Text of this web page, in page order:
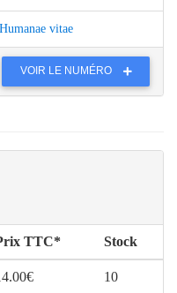
vitae
VOIR LE NUMÉRO
TTC* Stock
10